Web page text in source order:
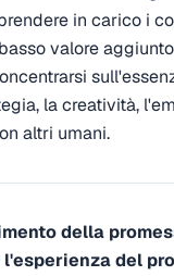
in carico i
valore
la creatività,
altri umani.
della
l'esperienza del